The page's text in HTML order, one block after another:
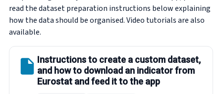
read the dataset preparation instructions below explaining
how the data should be organised. Video tutorials are also
available.
Instructions to create a custom dataset,
and how to download an indicator from
Eurostat and feed it to the app